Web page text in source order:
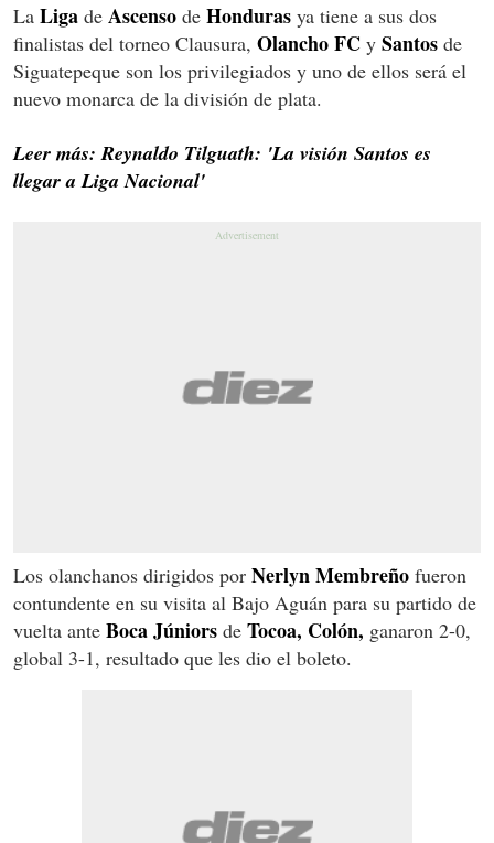
La Liga de Ascenso de Honduras ya tiene a sus dos
finalistas del torneo Clausura, Olancho FC y Santos de
Siguatepeque son los privilegiados y uno de ellos será el
nuevo monarca de la división de plata.
Leer más: Reynaldo Tilguath: 'La visión Santos es
llegar a Liga Nacional'
Los olanchanos dirigidos por NerlynMembreño fueron
contundente en su visita al Bajo Aguán para su partido de
vuelta ante Boca Júniors de Tocoa, Colón, ganaron 2-0,
global 3-1, resultado que les dio el boleto.